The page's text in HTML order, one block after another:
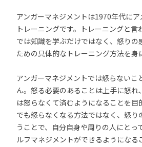
アンガーマネジメントは1970年代に
トレーニングです。トレーニングと言
では知識を学ぶだけではなく、怒りの
ための具体的なトレーニング方法を身
アンガーマネジメントでは怒らないこ
ん。怒る必要のあることは上手に怒れ
は怒らなくて済むようになることを目
でも怒らなくなる方法ではなく、怒り
うことで、自分自身や周りの人にとっ
ルフマネジメントができるようになる